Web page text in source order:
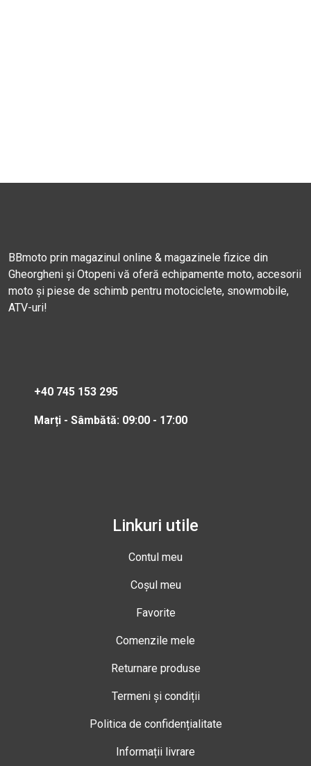
BBmoto prin magazinul online & magazinele fizice din
Gheorgheni și Otopeni vă oferă echipamente moto, accesorii
moto și piese de schimb pentru motociclete, snowmobile,
ATV-uri!
+40 745 153 295
Marți - Sâmbătă: 09:00 - 17:00
Linkuri utile
Contul meu
Coșul meu
Favorite
Comenzile mele
Returnare produse
Termeni și condiții
Politica de confidențialitate
Informații livrare